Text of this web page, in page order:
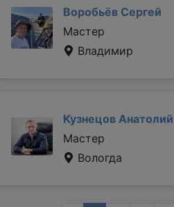
Воробьёв Сергей
Мастер
Владимир
Кузнецов Анатолий
Мастер
Вологда